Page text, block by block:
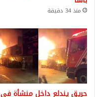
منذ 34 دقيقة
حريق يندلع داخل منشأة في